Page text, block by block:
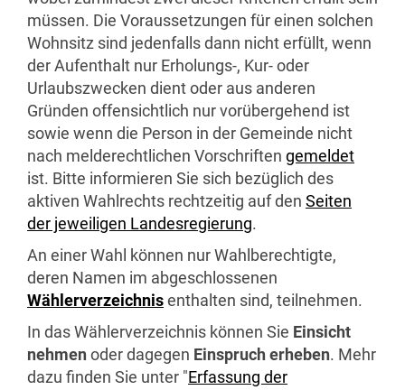
müssen. Die Voraussetzungen für einen solchen
Wohnsitz sind jedenfalls dann nicht erfüllt, wenn
der Aufenthalt nur Erholungs-, Kur- oder
Urlaubszwecken dient oder aus anderen
Gründen offensichtlich nur vorübergehend ist
sowie wenn die Person in der Gemeinde nicht
nach melderechtlichen Vorschriften gemeldet
ist. Bitte informieren Sie sich bezüglich des
aktiven Wahlrechts rechtzeitig auf den Seiten
der jeweiligen Landesregierung.
An einer Wahl können nur Wahlberechtigte,
deren Namen im abgeschlossenen
Wählerverzeichnisenthalten sind, teilnehmen.
In das Wählerverzeichnis können Sie Einsicht
nehmenoder dagegen Einspruch erheben. Mehr
dazu finden Sie unter "Erfassung der